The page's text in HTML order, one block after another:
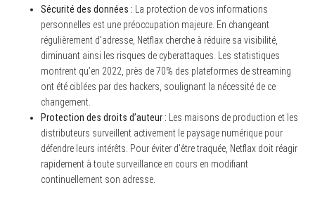
Sécurité des données : La protection de vos informations
personnelles est une préoccupation majeure. En changeant
régulièrement d’adresse, Netflax cherche à réduire sa visibilité,
diminuant ainsi les risques de cyberattaques. Les statistiques
montrent qu’en 2022, près de 70% des plateformes de streaming
ont été ciblées par des hackers, soulignant la nécessité de ce
changement.
Protection des droits d’auteur : Les maisons de production et les
distributeurs surveillent activement le paysage numérique pour
défendre leurs intérêts. Pour éviter d’être traquée, Netflax doit réagir
rapidement à toute surveillance en cours en modifiant
continuellement son adresse.